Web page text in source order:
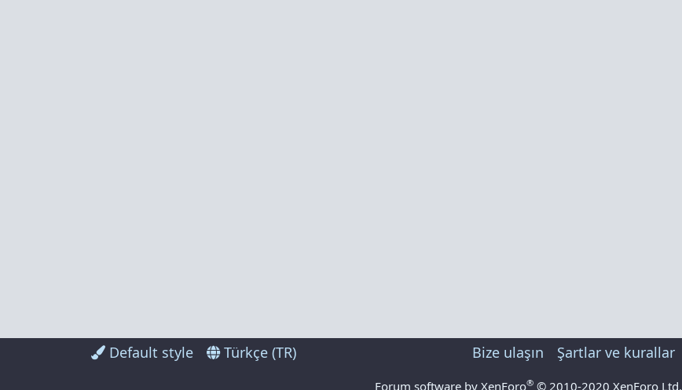
Default style Türkçe (TR) Bize ulaşın Şartlar ve kurallar
Forum software by XenForo® © 2010-2020 XenForo Ltd.